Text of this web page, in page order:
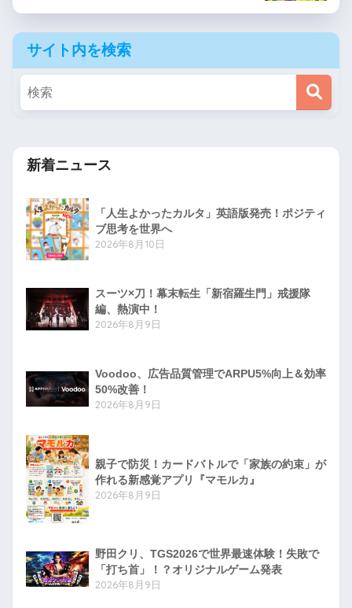
サイト内を検索
新着ニュース
「人生よかったカルタ」英語版発売！ポジティ
ブ思考を世界へ
2026年8月10日
スーツ×刀！幕末転生「新宿羅生門」戒援隊
編、熱演中！
2026年8月9日
Voodoo、広告品質管理でARPU5%向上＆効率
50%改善！
2026年8月9日
親子で防災！カードバトルで「家族の約束」が
作れる新感覚アプリ『マモルカ』
2026年8月9日
野田クリ、TGS2026で世界最速体験！失敗で
「打ち首」！？オリジナルゲーム発表
2026年8月9日